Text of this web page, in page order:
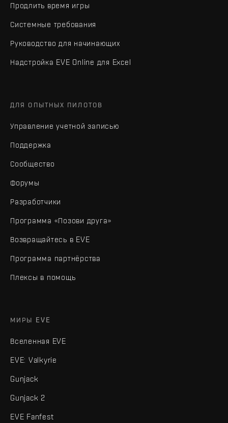
Продлить время игры
Системные требования
Руководство для начинающих
Надстройка EVE Online для Excel
ДЛЯ ОПЫТНЫХ ПИЛОТОВ
Управление учетной записью
Поддержка
Сообщество
Форумы
Разработчики
Программа «Позови друга»
Возвращайтесь в EVE
Программа партнёрства
Плексы в помощь
МИРЫ EVE
Вселенная EVE
EVE: Valkyrie
Gunjack
Gunjack 2
EVE Fanfest